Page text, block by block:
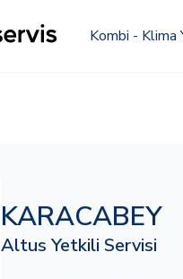
Kombi - Klima
KARACABEY
Altus Yetkili Servisi